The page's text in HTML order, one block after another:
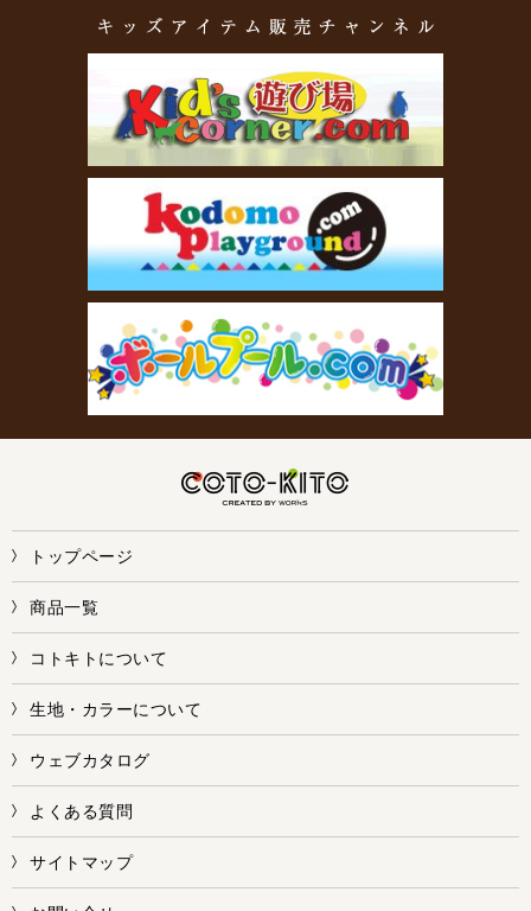
トップページ
商品一覧
コトキトについて
生地・カラーについて
ウェブカタログ
よくある質問
サイトマップ